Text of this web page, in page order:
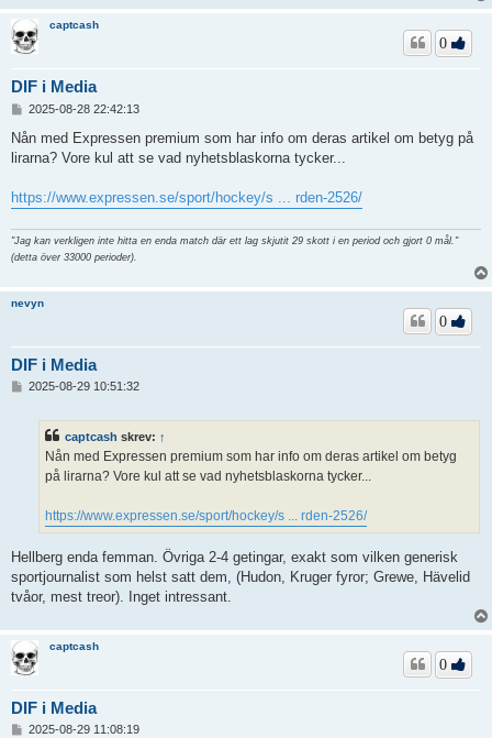
captcash
DIF i Media
0
l
g
2025-08-28 22:42:13
Nån med Expressen premium som har info om deras artikel om betyg på
lirarna? Vore kul att se vad nyhetsblaskorna tycker...
https://www.expressen.se/sport/hockey/s ... rden-2526/
"Jag kan verkligen inte hitta en enda match där ett lag skjutit 29 skott i en period och gjort 0 mål."
(detta över 33000 perioder).
nevyn
DIF i Media
0
2025-08-29 10:51:32
captcash skrev: ↑
Nån med Expressen premium som har info om deras artikel om betyg
på lirarna? Vore kul att se vad nyhetsblaskorna tycker...
https://www.expressen.se/sport/hockey/s ... rden-2526/
Hellberg enda femman. Övriga 2-4 getingar, exakt som vilken generisk
sportjournalist som helst satt dem, (Hudon, Kruger fyror; Grewe, Hävelid
tvåor, mest treor). Inget intressant.
captcash
DIF i Media
0
2025-08-29 11:08:19